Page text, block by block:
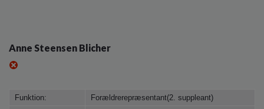
Anne Steensen Blicher
Funktion:
Forældrerepræsentant(2. suppleant)